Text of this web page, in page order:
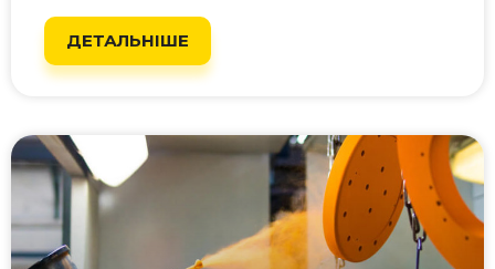
ДЕТАЛЬНІШЕ